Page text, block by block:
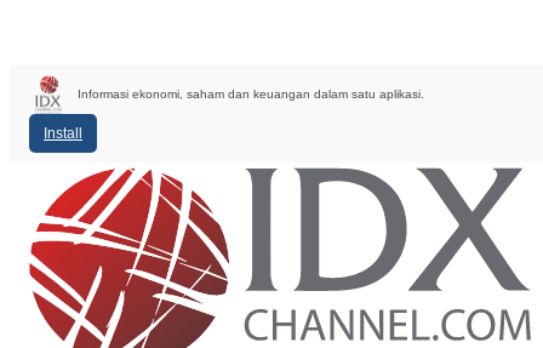
Informasi ekonomi, saham dan keuangan dalam satu aplikasi.
Install